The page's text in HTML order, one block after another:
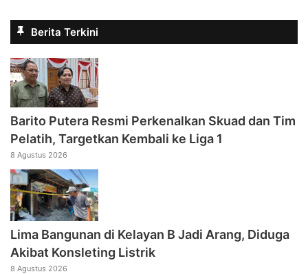
Berita Terkini
Barito Putera Resmi Perkenalkan Skuad dan Tim
Pelatih, Targetkan Kembali ke Liga 1
8 Agustus 2026
Lima Bangunan di Kelayan B Jadi Arang, Diduga
Akibat Konsleting Listrik
8 Agustus 2026